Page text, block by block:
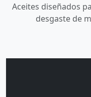
Aceites diseñados
desgaste de